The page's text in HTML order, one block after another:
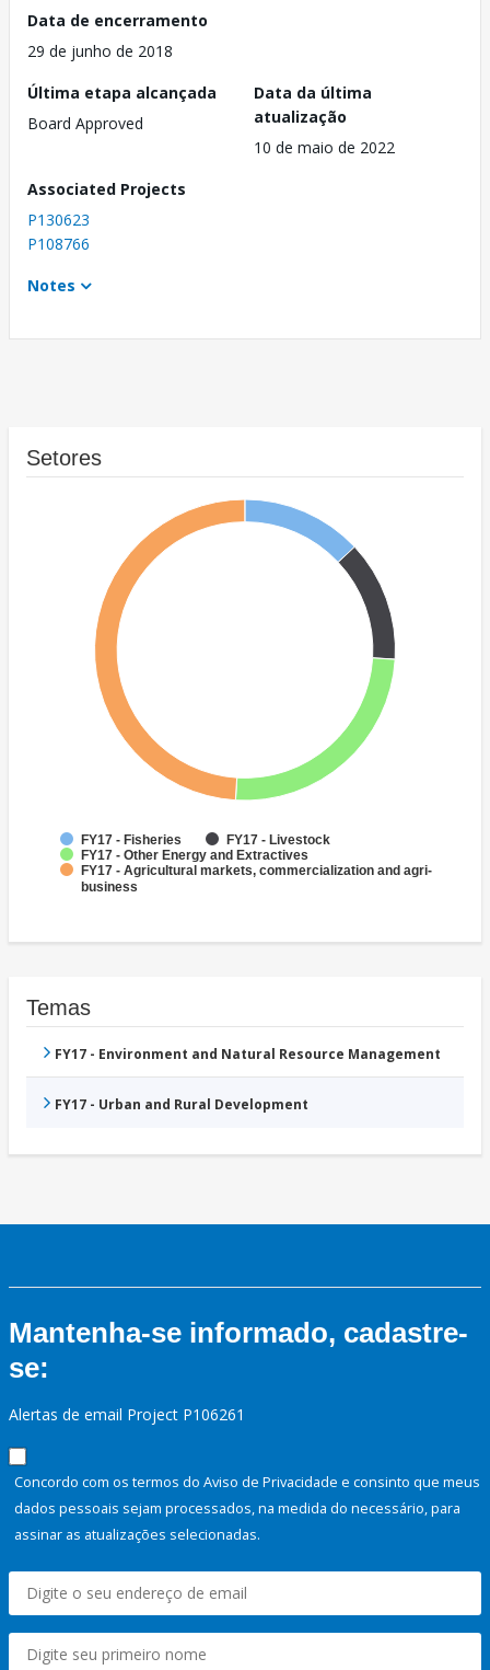
Data de encerramento
29 de junho de 2018
Última etapa alcançada
Board Approved
Data da última
atualização
10 de maio de 2022
Associated Projects
P130623
P108766
Notes
Setores
FY17 - Fisheries
FY17 - Livestock
FY17 - Other Energy and Extractives
FY17 - Agricultural markets, commercialization and agri-
business
Temas
FY17 - Environment and Natural Resource Management
FY17 - Urban and Rural Development
Mantenha-se informado, cadastre-
se:
Alertas de email Project P106261
Concordo com os termos do Aviso de Privacidade e consinto que meus
dados pessoais sejam processados, na medida do necessário, para
assinar as atualizações selecionadas.